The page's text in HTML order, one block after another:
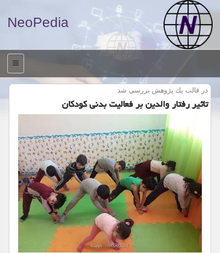
NeoPedia
منو
در قالب یك پژوهش بررسی شد
تاثیر رفتار والدین بر فعالیت بدنی كودكان